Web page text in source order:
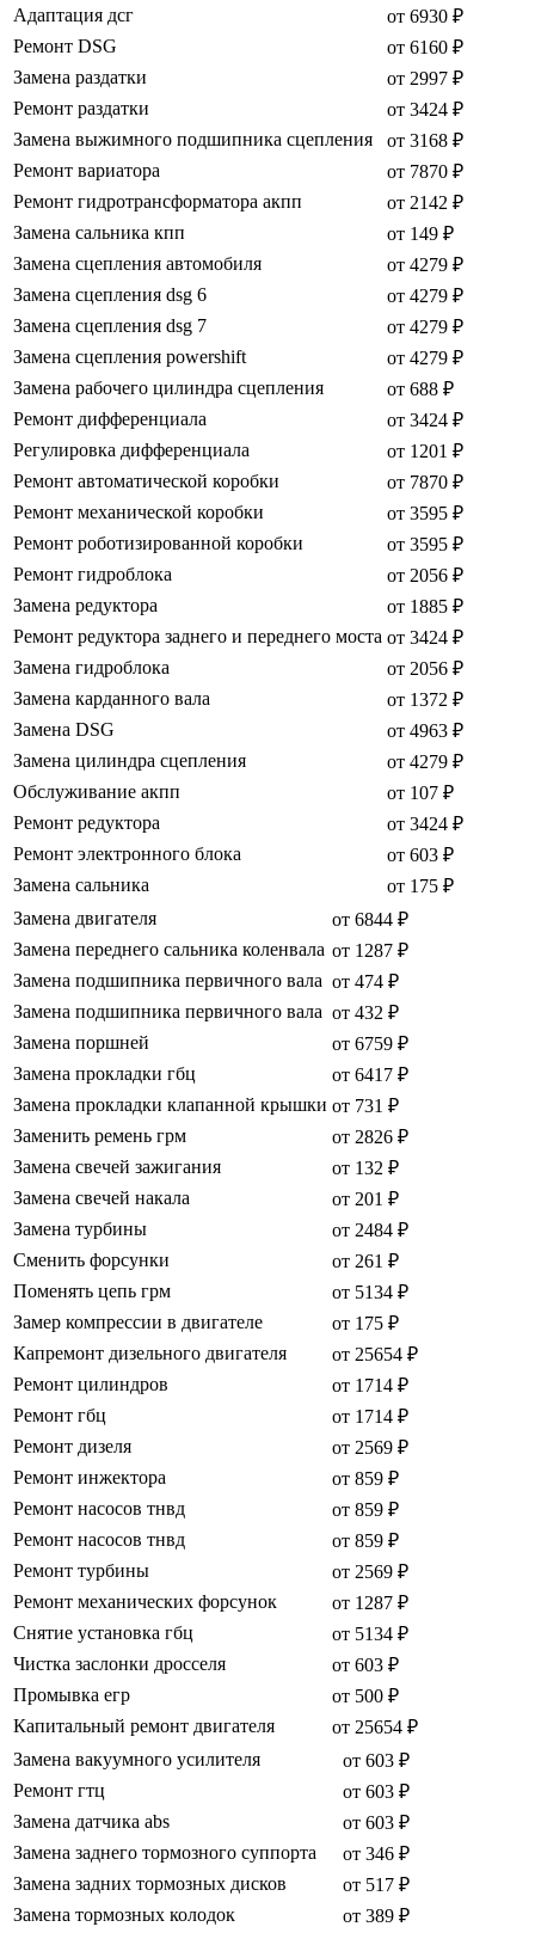
Адаптация дсг
от 6930 ₽
Ремонт DSG
от 6160 ₽
Замена раздатки
от 2997 ₽
Ремонт раздатки
от 3424 ₽
Замена выжимного подшипника сцепления
от 3168 ₽
Ремонт вариатора
от 7870 ₽
Ремонт гидротрансформатора акпп
от 2142 ₽
Замена сальника кпп
от 149 ₽
Замена сцепления автомобиля
от 4279 ₽
Замена сцепления dsg 6
от 4279 ₽
Замена сцепления dsg 7
от 4279 ₽
Замена сцепления powershift
от 4279 ₽
Замена рабочего цилиндра сцепления
от 688 ₽
Ремонт дифференциала
от 3424 ₽
Регулировка дифференциала
от 1201 ₽
Ремонт автоматической коробки
от 7870 ₽
Ремонт механической коробки
от 3595 ₽
Ремонт роботизированной коробки
от 3595 ₽
Ремонт гидроблока
от 2056 ₽
Замена редуктора
от 1885 ₽
Ремонт редуктора заднего и переднего моста от 3424 ₽
Замена гидроблока
от 2056 ₽
Замена карданного вала
от 1372 ₽
Замена DSG
от 4963 ₽
Замена цилиндра сцепления
от 4279 ₽
Обслуживание акпп
от 107 ₽
Ремонт редуктора
от 3424 ₽
Ремонт электронного блока
от 603 ₽
Замена сальника
от 175 ₽
Замена двигателя
от 6844 ₽
Замена переднего сальника коленвала от 1287 ₽
Замена подшипника первичного вала от 474 ₽
Замена подшипника первичного вала от 432 ₽
Замена поршней
от 6759 ₽
Замена прокладки гбц
от 6417 ₽
Замена прокладки клапанной крышки от 731 ₽
Заменить ремень грм
от 2826 ₽
Замена свечей зажигания
от 132 ₽
Замена свечей накала
от 201 ₽
Замена турбины
от 2484 ₽
Сменить форсунки
от 261 ₽
Поменять цепь грм
от 5134 ₽
Замер компрессии в двигателе
от 175 ₽
Капремонт дизельного двигателя
от 25654 ₽
Ремонт цилиндров
от 1714 ₽
Ремонт гбц
от 1714 ₽
Ремонт дизеля
от 2569 ₽
Ремонт инжектора
от 859 ₽
Ремонт насосов тнвд
от 859 ₽
Ремонт насосов тнвд
от 859 ₽
Ремонт турбины
от 2569 ₽
Ремонт механических форсунок
от 1287 ₽
Снятие установка гбц
от 5134 ₽
Чистка заслонки дросселя
от 603 ₽
Промывка егр
от 500 ₽
Капитальный ремонт двигателя
от 25654 ₽
Замена вакуумного усилителя
от 603 ₽
Ремонт гтц
от 603 ₽
Замена датчика abs
от 603 ₽
Замена заднего тормозного суппорта
от 346 ₽
Замена задних тормозных дисков
от 517 ₽
Замена тормозных колодок
от 389 ₽